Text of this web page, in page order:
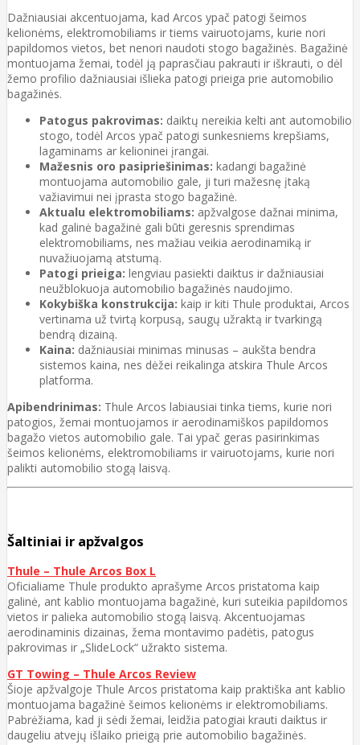
Dažniausiai akcentuojama, kad Arcos ypač patogi šeimos
kelionėms, elektromobiliams ir tiems vairuotojams, kurie nori
papildomos vietos, bet nenori naudoti stogo bagažinės. Bagažinė
montuojama žemai, todėl ją paprasčiau pakrauti ir iškrauti, o dėl
žemo profilio dažniausiai išlieka patogi prieiga prie automobilio
bagažinės.
Patogus pakrovimas: daiktų nereikia kelti ant automobilio
stogo, todėl Arcos ypač patogi sunkesniems krepšiams,
lagaminams ar kelioninei įrangai.
Mažesnis oro pasipriešinimas: kadangi bagažinė
montuojama automobilio gale, ji turi mažesnę įtaką
važiavimui nei įprasta stogo bagažinė.
Aktualu elektromobiliams: apžvalgose dažnai minima,
kad galinė bagažinė gali būti geresnis sprendimas
elektromobiliams, nes mažiau veikia aerodinamiką ir
nuvažiuojamą atstumą.
Patogi prieiga: lengviau pasiekti daiktus ir dažniausiai
neužblokuoja automobilio bagažinės naudojimo.
Kokybiška konstrukcija: kaip ir kiti Thule produktai, Arcos
vertinama už tvirtą korpusą, saugų užraktą ir tvarkingą
bendrą dizainą.
Kaina: dažniausiai minimas minusas – aukšta bendra
sistemos kaina, nes dėžei reikalinga atskira Thule Arcos
platforma.
Apibendrinimas: Thule Arcos labiausiai tinka tiems, kurie nori
patogios, žemai montuojamos ir aerodinamiškos papildomos
bagažo vietos automobilio gale. Tai ypač geras pasirinkimas
šeimos kelionėms, elektromobiliams ir vairuotojams, kurie nori
palikti automobilio stogą laisvą.
Šaltiniai ir apžvalgos
Thule – Thule Arcos Box L
Oficialiame Thule produkto aprašyme Arcos pristatoma kaip
galinė, ant kablio montuojama bagažinė, kuri suteikia papildomos
vietos ir palieka automobilio stogą laisvą. Akcentuojamas
aerodinaminis dizainas, žema montavimo padėtis, patogus
pakrovimas ir „SlideLock“ užrakto sistema.
GT Towing – Thule Arcos Review
Šioje apžvalgoje Thule Arcos pristatoma kaip praktiška ant kablio
montuojama bagažinė šeimos kelionėms ir elektromobiliams.
Pabrėžiama, kad ji sėdi žemai, leidžia patogiai krauti daiktus ir
daugeliu atvejų išlaiko prieigą prie automobilio bagažinės.